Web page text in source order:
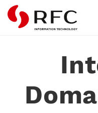
RFC